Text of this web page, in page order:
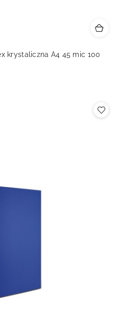
krystaliczna A4 45 mic 100